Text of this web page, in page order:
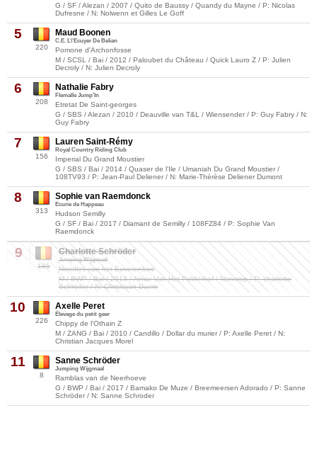
G / SF / Alezan / 2007 / Quito de Baussy / Quandy du Mayne / P: Nicolas
Dufresne / N: Nolwenn et Gilles Le Goff
5
220
Maud Boonen
C.E. L\'Ecuyer De Belian
Pomone d'Archonfosse
M / SCSL / Bai / 2012 / Paloubet du Château / Quick Lauro Z / P: Julien
Decroly / N: Julien Decroly
6
208
Nathalie Fabry
Flemalle Jump'In
Etretat De Saint-georges
G / SBS / Alezan / 2010 / Deauville van T&L / Wiensender / P: Guy Fabry / N:
Guy Fabry
7
156
Lauren Saint-Rémy
Royal Country Riding Club
Imperial Du Grand Moustier
G / SBS / Bai / 2014 / Quaser de l'Ile / Umaniah Du Grand Moustier /
108TV93 / P: Jean-Paul Deliener / N: Marie-Thérèse Deliener Dumont
8
313
Sophie van Raemdonck
Ecurie de Happeau
Hudson Semilly
G / SF / Bai / 2017 / Diamant de Semilly / 108FZ84 / P: Sophie Van
Raemdonck
9
185
Charlotte Schröder
Jumping Wijgmaal
Noodles van het Euverenbos
M / BWP / Bai / 2013 / Aimar Van Het Polderhof / Nonstop / P: charlotte
Schröder / N: Christiaan Daem
10
226
Axelle Peret
Élevage du petit geer
Chippy de l'Othain Z
M / ZANG / Bai / 2010 / Candillo / Dollar du murier / P: Axelle Peret / N:
Christian Jacques Morel
11
8
Sanne Schröder
Jumping Wijgmaal
Ramblas van de Neerhoeve
G / BWP / Bai / 2017 / Bamako De Muze / Breemeersen Adorado / P: Sanne
Schröder / N: Sanne Schroder